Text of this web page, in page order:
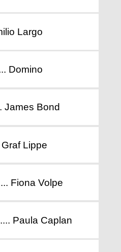
Largo
Domino
James Bond
Graf Lippe
Fiona Volpe
.... Paula Caplan